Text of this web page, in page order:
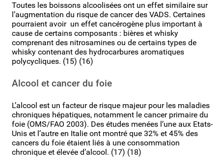
Toutes les boissons alcoolisées ont un effet similaire sur
l’augmentation du risque de cancer des VADS. Certaines
pourraient avoir un effet cancérogène plus important à
cause de certains composants : bières et whisky
comprenant des nitrosamines ou de certains types de
whisky contenant des hydrocarbures aromatiques
polycycliques. (15) (16)
Alcool et cancer du foie
L’alcool est un facteur de risque majeur pour les maladies
chroniques hépatiques, notamment le cancer primaire du
foie (OMS/FAO 2003). Des études menées l’une aux Etats-
Unis et l’autre en Italie ont montré que 32% et 45% des
cancers du foie étaient liés à une consommation
chronique et élevée d’alcool. (17) (18)